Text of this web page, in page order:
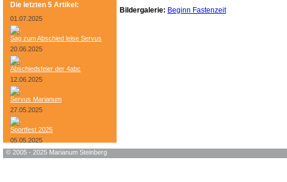
Die letzten 5 Artikel:
01.07.2025
Sag zum Abschied leise Servus
20.06.2025
Abschiedsfeier der 4abc
12.06.2025
Servus Marianum
27.05.2025
Sportfest 2025
05.05.2025
Bundesheer-Tag
Bildergalerie: Beginn Fastenzeit
© 2005 - 2025 Marianum Steinberg